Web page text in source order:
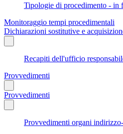
Tipologie di procedimento - in
Monitoraggio tempi procedimentali
Dichiarazioni sostitutive e
Recapiti dell'ufficio
Provvedimenti
Provvedimenti
Provvedimenti organi